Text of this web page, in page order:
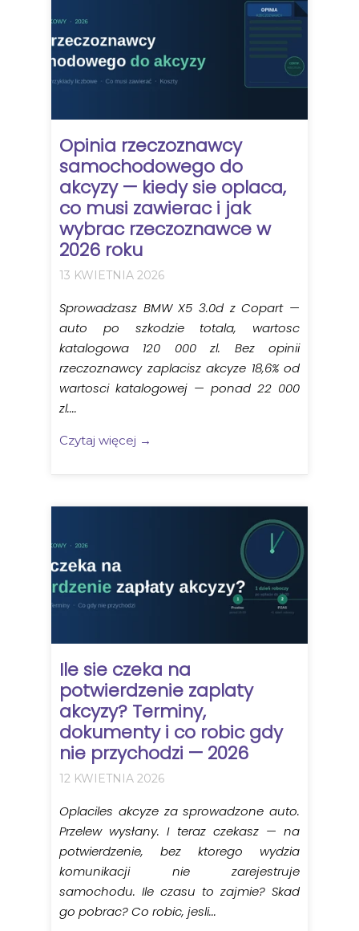
Opinia rzeczoznawcy
samochodowego do
akcyzy — kiedy sie oplaca,
co musi zawierac i jak
wybrac rzeczoznawce w
2026 roku
13 KWIETNIA 2026
Sprowadzasz BMW X5 3.0d z Copart —
auto po szkodzie totala, wartosc
katalogowa 120 000 zl. Bez opinii
rzeczoznawcy zaplacisz akcyze 18,6% od
wartosci katalogowej — ponad 22 000
zl....
Czytaj więcej →
Ile sie czeka na
potwierdzenie zaplaty
akcyzy? Terminy,
dokumenty i co robic gdy
nie przychodzi — 2026
12 KWIETNIA 2026
Oplaciles akcyze za sprowadzone auto.
Przelew wysłany. I teraz czekasz — na
potwierdzenie, bez ktorego wydzia
komunikacji nie zarejestruje
samochodu. Ile czasu to zajmie? Skad
go pobrac? Co robic, jesli...